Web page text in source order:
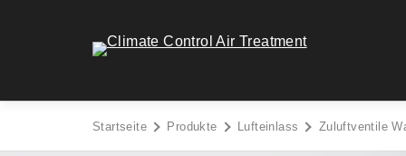
Climate Control Air Treatment - Go to homepage
Startseite Produkte Lufteinlass Zuluftventile